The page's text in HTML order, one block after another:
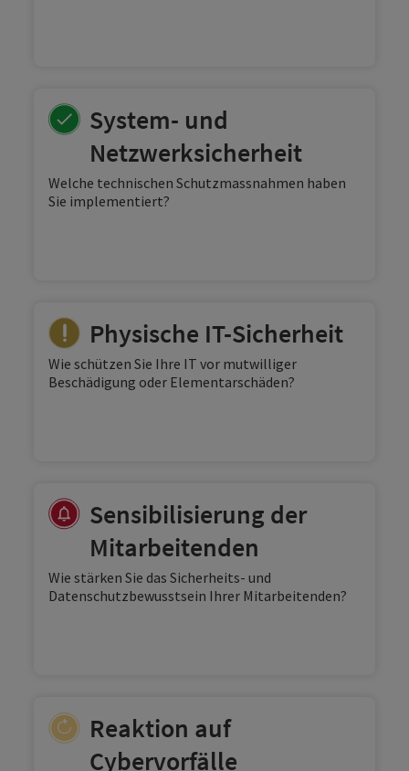
System- und
Netzwerksicherheit
Welche technischen Schutzmassnahmen haben
Sie implementiert?
Physische IT-Sicherheit
Wie schützen Sie Ihre IT vor mutwilliger
Beschädigung oder Elementarschäden?
Sensibilisierung der
Mitarbeitenden
Wie stärken Sie das Sicherheits- und
Datenschutzbewusstsein Ihrer Mitarbeitenden?
Reaktion auf
Cybervorfälle